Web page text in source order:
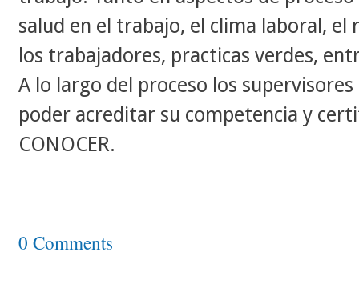
salud en el trabajo, el clima laboral, el
los trabajadores, practicas verdes,
A lo largo del proceso los
poder acreditar su competencia y
CONOCER.
0 Comments